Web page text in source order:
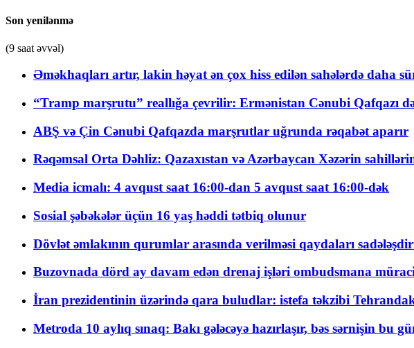
Son yenilənmə
(9 saat əvvəl)
Əməkhaqları artır, lakin həyat ən çox hiss edilən sahələrdə daha
“Tramp marşrutu” reallığa çevrilir: Ermənistan Cənubi Qafqazı
ABŞ və Çin Cənubi Qafqazda marşrutlar uğrunda rəqabət aparır
Rəqəmsal Orta Dəhliz: Qazaxıstan və Azərbaycan Xəzərin
Media icmalı: 4 avqust saat 16:00-dan 5 avqust saat 16:00-dək
Sosial şəbəkələr üçün 16 yaş həddi tətbiq olunur
Dövlət əmlakının qurumlar arasında verilməsi qaydaları
Buzovnada dörd ay davam edən drenaj işləri ombudsmana
İran prezidentinin üzərində qara buludlar: istefa təkzibi
Metroda 10 aylıq sınaq: Bakı gələcəyə hazırlaşır, bəs sərnişin bu